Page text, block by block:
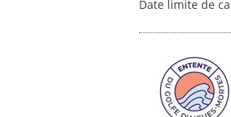
Date limite de